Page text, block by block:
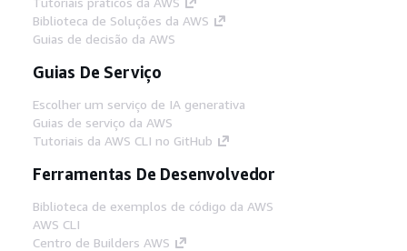
Biblioteca de Soluções da AWS
Guias de decisão da AWS
Guias De Serviço
Escolher um serviço de IA generativa
Guias de serviço da AWS
Tutoriais da AWS CLI no GitHub
Ferramentas De Desenvolvedor
Biblioteca de exemplos de código da AWS
AWS CLI
Centro de Builders AWS